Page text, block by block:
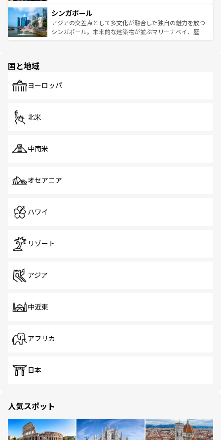
参照してほしい。
激する。気候は一年中温暖で、どの季節にも異なる楽しみ
が待っている。親しみやすいタイの人々、仏教を中心とし
た文化、そして多様な観光資源が、訪れる旅人を魅了し続
み、どこを訪れても感動するはず。観光スポットが密集し
ており、効率よく見どころを回れるのも魅力。息をのむよ
うな絶景から文化的な体験まで、香港を存分に楽しみ尽く
シンガポール
アジアの交差点として多文化が融合した独自の魅力を放つ
シンガポール。未来的な建築物が並ぶマリーナベイ、歴史
で、ホーカーズは地元の風情を楽しめる外せないスポット
国と地域
ヨーロッパ
北米
中南米
オセアニア
ハワイ
リゾート
アジア
中近東
アフリカ
日本
人気スポット